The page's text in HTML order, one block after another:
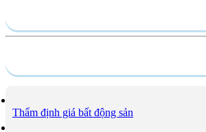
Thẩm định giá bất động sản